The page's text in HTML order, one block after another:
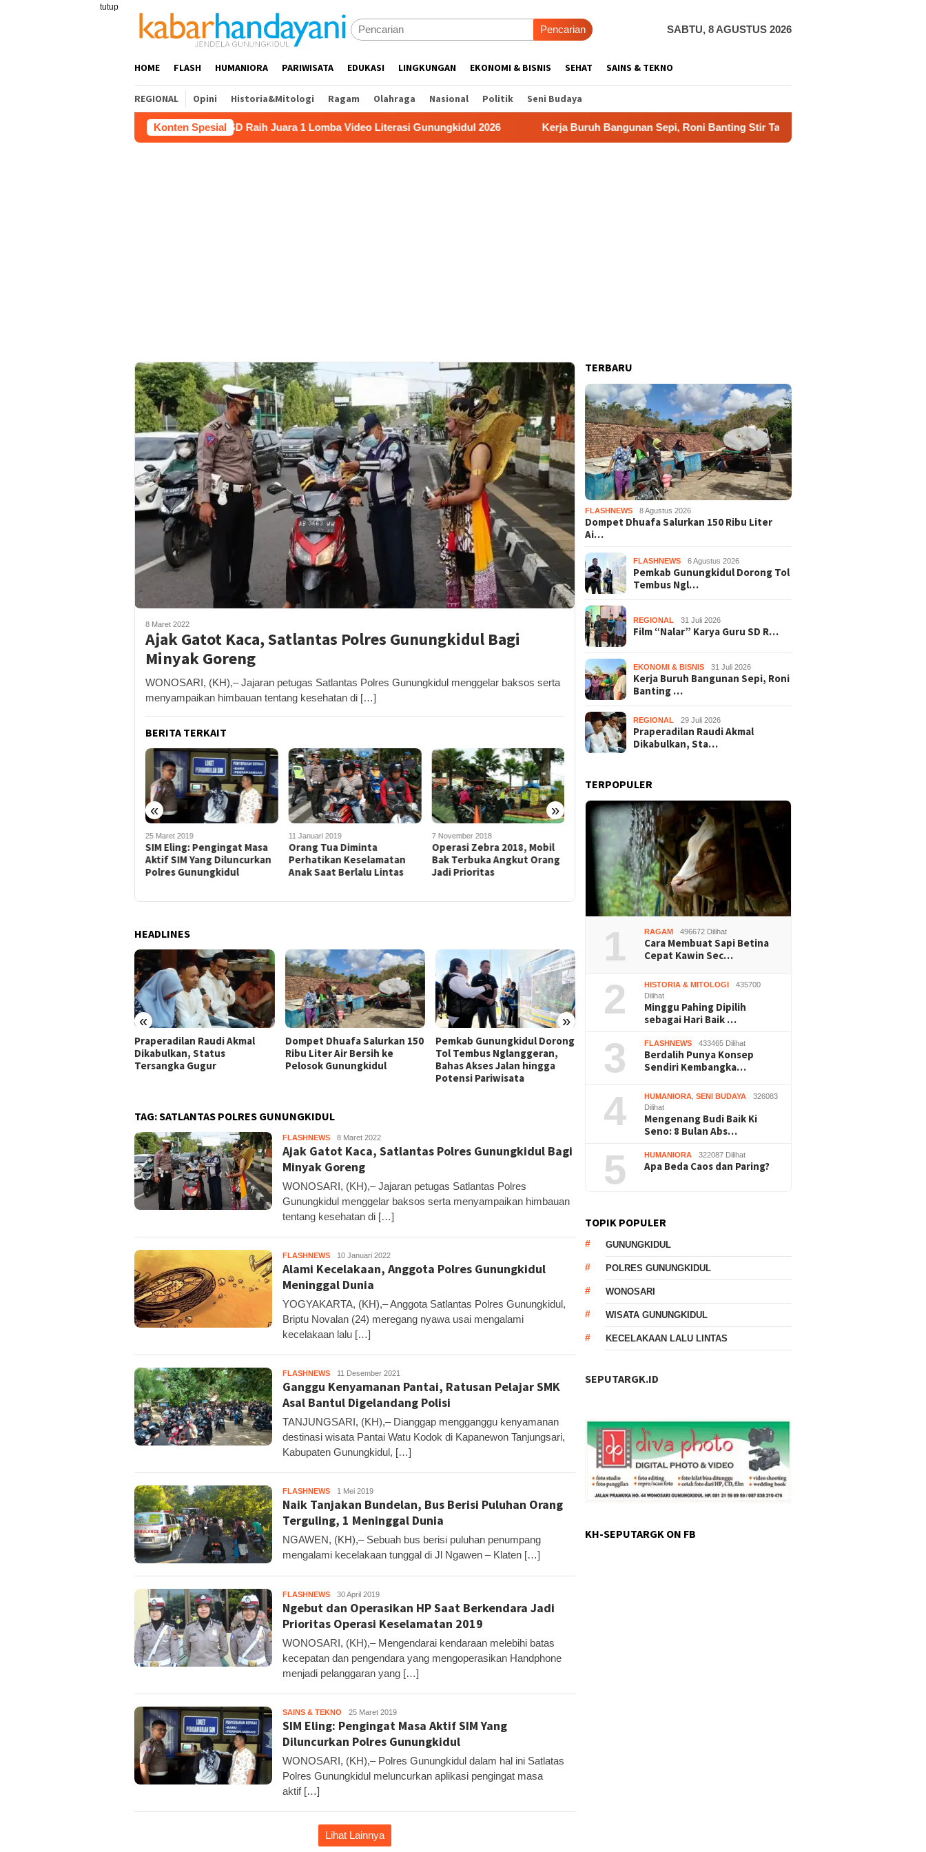
tutup
Pencarian SABTU, 8 AGUSTUS 2026
HOME FLASH HUMANIORA PARIWISATA EDUKASI LINGKUNGAN EKONOMI & BISNIS SEHAT SAINS & TEKNO
REGIONAL Opini Historia&Mitologi Ragam Olahraga Nasional Politik Seni Budaya
Konten Spesial
Film “Nalar” Karya Guru SD Raih Juara 1 Lomba Video Literasi Gunungkidul 2026 Kerja Buruh Bangunan Sepi, Roni Banting Stir Tanam Melon Untung Rp40 Juta Sekali Panen
8 Maret 2022
Ajak Gatot Kaca, Satlantas Polres Gunungkidul Bagi
Minyak Goreng
WONOSARI, (KH),– Jajaran petugas Satlantas Polres Gunungkidul menggelar baksos serta
menyampaikan himbauan tentang kesehatan di […]
BERITA TERKAIT
« »
25 Maret 2019
SIM Eling: Pengingat Masa
Aktif SIM Yang Diluncurkan
Polres Gunungkidul
11 Januari 2019
Orang Tua Diminta
Perhatikan Keselamatan
Anak Saat Berlalu Lintas
7 November 2018
Operasi Zebra 2018, Mobil
Bak Terbuka Angkut Orang
Jadi Prioritas
10 Januari 2022
Alami Kecelakaan, Anggota
Polres Gunungkidul
Meninggal Dunia
11 Desember 2021
Ganggu Kenyamanan
Pantai, Ratusan Pelajar SMK
Asal Bantul Digelandang
HEADLINES
« »
Praperadilan Raudi Akmal
Dikabulkan, Status
Tersangka Gugur
Dompet Dhuafa Salurkan 150
Ribu Liter Air Bersih ke
Pelosok Gunungkidul
Pemkab Gunungkidul Dorong
Tol Tembus Nglanggeran,
Bahas Akses Jalan hingga
Potensi Pariwisata
Film “Nalar” Karya Guru SD
Raih Juara 1 Lomba Video
Literasi Gunungkidul 2026
Kerja Buruh Bangunan Sepi,
Roni Banting Stir Tanam
Melon Untung Rp40 Juta
TAG:SATLANTAS POLRES GUNUNGKIDUL
FLASHNEWS Kandar
8 Maret 2022
Ajak Gatot Kaca, Satlantas Polres Gunungkidul Bagi
Minyak Goreng
WONOSARI, (KH),– Jajaran petugas Satlantas Polres
Gunungkidul menggelar baksos serta menyampaikan himbauan
tentang kesehatan di […]
FLASHNEWS Kandar
10 Januari 2022
Alami Kecelakaan, Anggota Polres Gunungkidul
Meninggal Dunia
YOGYAKARTA, (KH),– Anggota Satlantas Polres Gunungkidul,
Briptu Novalan (24) meregang nyawa usai mengalami
kecelakaan lalu […]
FLASHNEWS Kandar
11 Desember 2021
Ganggu Kenyamanan Pantai, Ratusan Pelajar SMK
Asal Bantul Digelandang Polisi
TANJUNGSARI, (KH),– Dianggap mengganggu kenyamanan
destinasi wisata Pantai Watu Kodok di Kapanewon Tanjungsari,
Kabupaten Gunungkidul, […]
FLASHNEWS Kandar
1 Mei 2019
Naik Tanjakan Bundelan, Bus Berisi Puluhan Orang
Terguling, 1 Meninggal Dunia
NGAWEN, (KH),– Sebuah bus berisi puluhan penumpang
mengalami kecelakaan tunggal di Jl Ngawen – Klaten […]
FLASHNEWS Kandar
30 April 2019
Ngebut dan Operasikan HP Saat Berkendara Jadi
Prioritas Operasi Keselamatan 2019
WONOSARI, (KH),– Mengendarai kendaraan melebihi batas
kecepatan dan pengendara yang mengoperasikan Handphone
menjadi pelanggaran yang […]
SAINS & TEKNO Kandar
25 Maret 2019
SIM Eling: Pengingat Masa Aktif SIM Yang
Diluncurkan Polres Gunungkidul
WONOSARI, (KH),– Polres Gunungkidul dalam hal ini Satlatas
Polres Gunungkidul meluncurkan aplikasi pengingat masa
aktif […]
Lihat Lainnya
TERBARU
FLASHNEWS 8 Agustus 2026
Dompet Dhuafa Salurkan 150 Ribu Liter
Ai…
FLASHNEWS 6 Agustus 2026
Pemkab Gunungkidul Dorong Tol
Tembus Ngl…
REGIONAL 31 Juli 2026
Film “Nalar” Karya Guru SD R…
EKONOMI & BISNIS 31 Juli 2026
Kerja Buruh Bangunan Sepi, Roni
Banting …
REGIONAL 29 Juli 2026
Praperadilan Raudi Akmal
Dikabulkan, Sta…
TERPOPULER
1 RAGAM 496672 Dilihat
Cara Membuat Sapi Betina
Cepat Kawin Sec…
2 HISTORIA & MITOLOGI
435700
Dilihat
Minggu Pahing Dipilih
sebagai Hari Baik …
3 FLASHNEWS 433465 Dilihat
Berdalih Punya Konsep
Sendiri Kembangka…
4 HUMANIORA ,SENI BUDAYA
326083
Dilihat
Mengenang Budi Baik Ki
Seno: 8 Bulan Abs…
5 HUMANIORA 322087 Dilihat
Apa Beda Caos dan Paring?
TOPIK POPULER
GUNUNGKIDUL
POLRES GUNUNGKIDUL
WONOSARI
WISATA GUNUNGKIDUL
KECELAKAAN LALU LINTAS
SEPUTARGK.ID
KH-SEPUTARGK ON FB